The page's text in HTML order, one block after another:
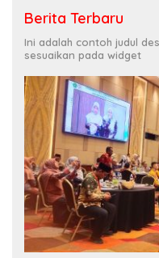
Berita Terbaru
Ini adalah contoh judul
sesuaikan pada widget